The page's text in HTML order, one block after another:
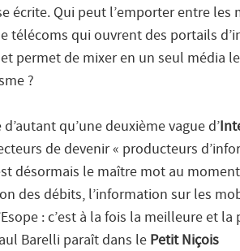
écrite. Qui peut l’emporter entre
télécoms qui ouvrent des portails
permet de mixer en un seul média
?
qu’une deuxième vague d’
de devenir « producteurs
désormais le maître mot au
des débits, l’information sur les
: c’est à la fois la meilleure et la
Barelli paraît dans le Petit Niçois